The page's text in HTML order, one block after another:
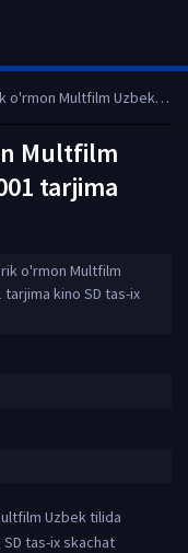
O'zbekcha 2001 tarjima kino SD tas-ix skachat
Multfilm
tarjima
o'rmon Multfilm
kino SD tas-ix
Uzbek tilida
tas-ix skachat